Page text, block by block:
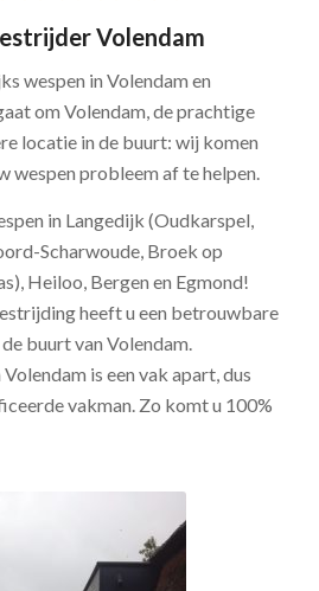
Volendam
wespen in Volendam en
om Volendam, de prachtige
locatie in de buurt: wij komen
wespen probleem af te helpen.
in Langedijk (Oudkarspel,
Scharwoude, Broek op
Heiloo, Bergen en Egmond!
heeft u een betrouwbare
buurt van Volendam.
is een vak apart, dus
vakman. Zo komt u 100%